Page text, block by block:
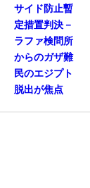
サイド防止暫
定措置判決－
ラファ検問所
からのガザ難
民のエジプト
脱出が焦点